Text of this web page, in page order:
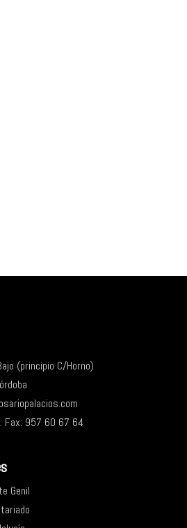
(principio C/Horno)
Fax: 957 60 67 64
Genil